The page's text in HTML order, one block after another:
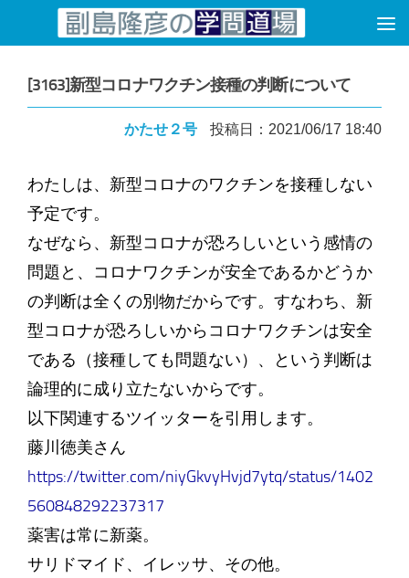
コンテンツへスキップ
[3163]新型コロナワクチン接種の判断について
かたせ２号 投稿日：2021/06/17 18:40
わたしは、新型コロナのワクチンを接種しない
予定です。
なぜなら、新型コロナが恐ろしいという感情の
問題と、コロナワクチンが安全であるかどうか
の判断は全くの別物だからです。すなわち、新
型コロナが恐ろしいからコロナワクチンは安全
である（接種しても問題ない）、という判断は
論理的に成り立たないからです。
以下関連するツイッターを引用します。
藤川徳美さん
https://twitter.com/niyGkvyHvjd7ytq/status/1402
560848292237317
薬害は常に新薬。
サリドマイド、イレッサ、その他。